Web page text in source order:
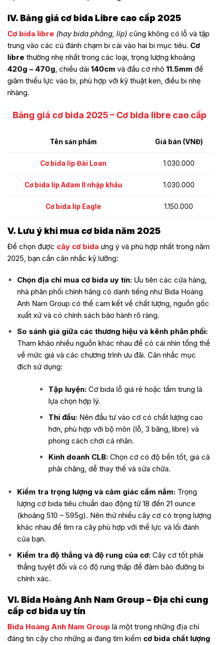
IV. Bảng giá cơ bida Libre cao cấp 2025
Cơ bida libre (hay bida phăng, líp) cũng không có lỗ và tập
trung vào các cú đánh chạm bi cái vào hai bi mục tiêu. Cơ
libre thường nhẹ nhất trong các loại, trọng lượng khoảng
420g – 470g, chiều dài 140cm và đầu cơ nhỏ 11.5mm để
giảm thiểu lực vào bi, phù hợp với kỹ thuật ken, điều bi nhẹ
nhàng.
Bảng giá cơ bida 2025 – Cơ bida libre cao cấp
Tên sản phẩm Giá bán (VNĐ)
Cơ bida líp Đài Loan 1.030.000
Cơ bida líp Adam II nhập khẩu 1.030.000
Cơ bida líp Eagle 1.150.000
V. Lưu ý khi mua cơ bida năm 2025
Để chọn được cây cơ bida ưng ý và phù hợp nhất trong năm
2025, bạn cần cân nhắc kỹ lưỡng:
Chọn địa chỉ mua cơ bida uy tín:Ưu tiên các cửa hàng,
nhà phân phối chính hãng có danh tiếng như Bida Hoàng
Anh Nam Group có thể cam kết về chất lượng, nguồn gốc
xuất xứ và có chính sách bảo hành rõ ràng.
So sánh giá giữa các thương hiệu và kênh phân phối:
Tham khảo nhiều nguồn khác nhau để có cái nhìn tổng thể
về mức giá và các chương trình ưu đãi. Cân nhắc mục
đích sử dụng:
Tập luyện: Cơ bida lỗ giá rẻ hoặc tầm trung là
lựa chọn hợp lý.
Thi đấu: Nên đầu tư vào cơ có chất lượng cao
hơn, phù hợp với bộ môn (lỗ, 3 băng, libre) và
phong cách chơi cá nhân.
Kinh doanh CLB: Chọn cơ có độ bền tốt, giá cả
phải chăng, dễ thay thế và sửa chữa.
Kiểm tra trọng lượng và cảm giác cầm nắm:Trọng
lượng cơ bida tiêu chuẩn dao động từ 18 đến 21 ounce
(khoảng 510 – 595g). Nên thử nhiều cây cơ có trọng lượng
khác nhau để tìm ra cây phù hợp với thể lực và lối đánh
của bạn.
Kiểm tra độ thẳng và độ rung của cơ:Cây cơ tốt phải
thẳng tuyệt đối và có độ rung thấp để đảm bảo đường bi
chính xác.
VI. Bida Hoàng Anh Nam Group – Địa chỉ cung
cấp cơ bida uy tín
Bida Hoàng Anh Nam Group là một trong những địa chỉ
đáng tin cậy cho những ai đang tìm kiếm cơ bida chất lượng